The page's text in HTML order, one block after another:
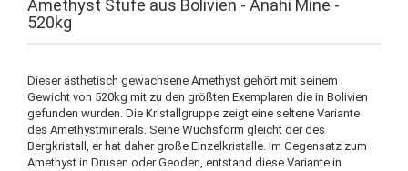
Amethyst Stufe aus Bolivien - Anahi Mine -
520kg
Dieser ästhetisch gewachsene Amethyst gehört mit seinem
Gewicht von 520kg mit zu den größten Exemplaren die in Bolivien
gefunden wurden. Die Kristallgruppe zeigt eine seltene Variante
des Amethystminerals. Seine Wuchsform gleicht der des
Bergkristall, er hat daher große Einzelkristalle. Im Gegensatz zum
Amethyst in Drusen oder Geoden, entstand diese Variante in